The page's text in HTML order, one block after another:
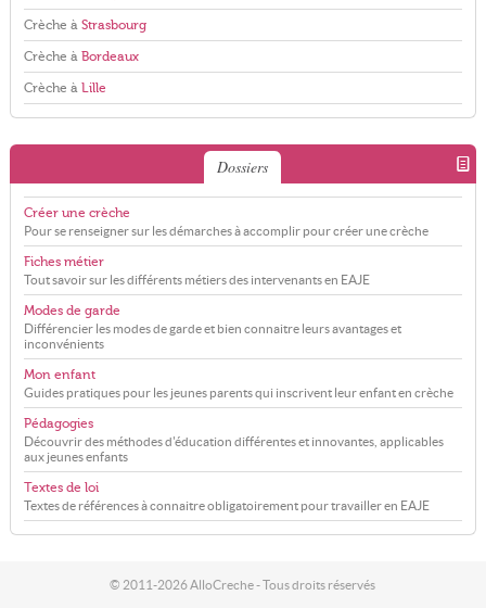
Crèche à Strasbourg
Crèche à Bordeaux
Crèche à Lille
Dossiers
Créer une crèche
Pour se renseigner sur les démarches à accomplir pour créer une crèche
Fiches métier
Tout savoir sur les différents métiers des intervenants en EAJE
Modes de garde
Différencier les modes de garde et bien connaitre leurs avantages et
inconvénients
Mon enfant
Guides pratiques pour les jeunes parents qui inscrivent leur enfant en crèche
Pédagogies
Découvrir des méthodes d'éducation différentes et innovantes, applicables
aux jeunes enfants
Textes de loi
Textes de références à connaitre obligatoirement pour travailler en EAJE
© 2011-2026 AlloCreche - Tous droits réservés